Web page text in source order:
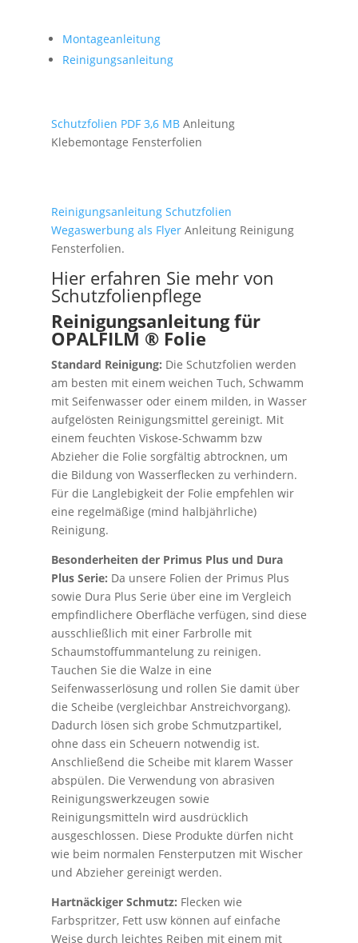
Montageanleitung
Reinigungsanleitung
Schutzfolien PDF 3,6 MB Anleitung
Klebemontage Fensterfolien
Reinigungsanleitung Schutzfolien
Wegaswerbung als Flyer Anleitung Reinigung
Fensterfolien.
Hier erfahren Sie mehr von
Schutzfolienpflege
Reinigungsanleitung für
OPALFILM ® Folie
Standard Reinigung: Die Schutzfolien werden
am besten mit einem weichen Tuch, Schwamm
mit Seifenwasser oder einem milden, in Wasser
aufgelösten Reinigungsmittel gereinigt. Mit
einem feuchten Viskose-Schwamm bzw
Abzieher die Folie sorgfältig abtrocknen, um
die Bildung von Wasserflecken zu verhindern.
Für die Langlebigkeit der Folie empfehlen wir
eine regelmäßige (mind halbjährliche)
Reinigung.
Besonderheiten der Primus Plus und Dura
Plus Serie: Da unsere Folien der Primus Plus
sowie Dura Plus Serie über eine im Vergleich
empfindlichere Oberfläche verfügen, sind diese
ausschließlich mit einer Farbrolle mit
Schaumstoffummantelung zu reinigen.
Tauchen Sie die Walze in eine
Seifenwasserlösung und rollen Sie damit über
die Scheibe (vergleichbar Anstreichvorgang).
Dadurch lösen sich grobe Schmutzpartikel,
ohne dass ein Scheuern notwendig ist.
Anschließend die Scheibe mit klarem Wasser
abspülen. Die Verwendung von abrasiven
Reinigungswerkzeugen sowie
Reinigungsmitteln wird ausdrücklich
ausgeschlossen. Diese Produkte dürfen nicht
wie beim normalen Fensterputzen mit Wischer
und Abzieher gereinigt werden.
Hartnäckiger Schmutz: Flecken wie
Farbspritzer, Fett usw können auf einfache
Weise durch leichtes Reiben mit einem mit